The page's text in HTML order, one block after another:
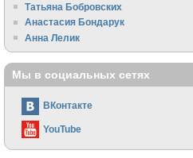
Татьяна Бобровских
Анастасия Бондарук
Анна Лелик
Мы в социальных сетях
ВКонтакте
YouTube